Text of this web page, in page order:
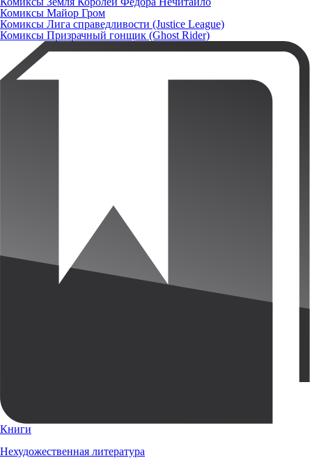
Комиксы Майор Гром
Комиксы Лига справедливости (Justice League)
Комиксы Призрачный гонщик (Ghost Rider)
Книги
Нехудожественная литература